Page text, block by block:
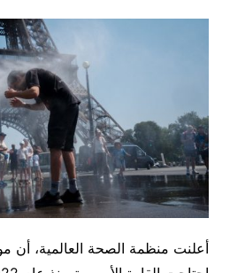
أعلنت منظمة الصحة العالمية، أن